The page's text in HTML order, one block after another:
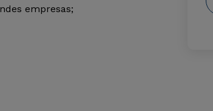
empresas;